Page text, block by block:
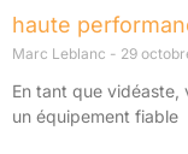
haute
Marc Leblanc 29
En tant que vidéaste,
un équipement fiable